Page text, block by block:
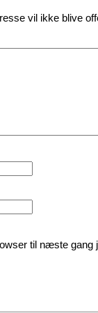
vil ikke blive
til næste gang